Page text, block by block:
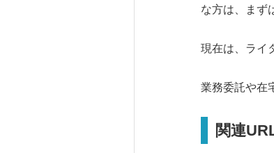
な方は、まず
現在は、ライ
業務委託や在
関連